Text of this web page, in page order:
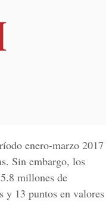
enero-marzo 2017
Sin embargo, los
millones de
y 13 puntos en valores